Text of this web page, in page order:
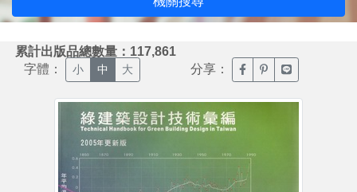
累計出版品總數量：117,861
字體： 小 中 大 分享： 臉書分享(另開新視窗)
噗浪分享(另開新
Line分享(另